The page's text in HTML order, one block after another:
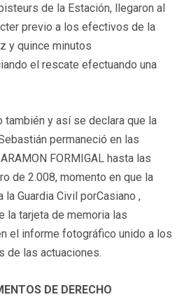
de la Estación, llegaron al
previo a los efectivos de la
y quince minutos
el rescate efectuando una
también y así se declara que la
permaneció en las
FORMIGAL hasta las
de 2.008, momento en que la
Guardia Civil porCasiano ,
la tarjeta de memoria las
el informe fotográfico unido a los
de las actuaciones.
DE DERECHO